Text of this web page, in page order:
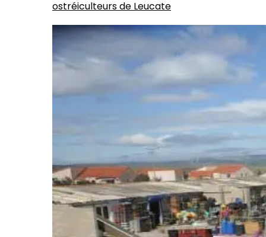
ostréiculteurs de Leucate